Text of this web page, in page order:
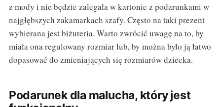
z mody i nie będzie zalegała w kartonie z podarunkami w
najgłębszych zakamarkach szafy. Często na taki prezent
wybierana jest biżuteria. Warto zwrócić uwagę na to, by
miała ona regulowany rozmiar lub, by można było ją łatwo
dopasować do zmieniających się rozmiarów dziecka.
Podarunek dla malucha, który jest